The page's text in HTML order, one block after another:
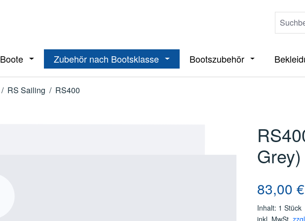
Boote Öffne oder Schließe das Dropdown der Kategorie Boote
Zubehör nach Bootsklasse Öffne oder Schließe das Dropdown
Bootszubehör Öffne oder
/ RS Sailing / RS400
Grey)
Regulärer
83,00 €
Inhalt: 1 Stück
inkl. MwSt.